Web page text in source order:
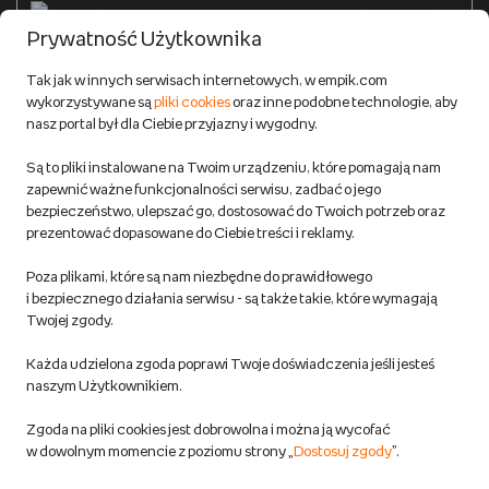
Zwroty
Reklamacje
Regulamin empik.com
Pozostałe Regulaminy Empiku
Polityka prywatności empik.com
produktów niebezpiecznych
Dostosuj zgody
Do 100 zł na pierwsze zakupy w aplikacji. Pobierz i
korzystaj z kodów zniżkowych.Dowiedz się więcej
Prywatność Użytkownika
Tak jak w innych serwisach internetowych, w empik.com
wykorzystywane sąpliki cookiesoraz inne podobne technologie, aby
nasz portal był dla Ciebie przyjazny i wygodny.
Są to pliki instalowane na Twoim urządzeniu, które pomagają nam
zapewnić ważne funkcjonalności serwisu, zadbać o jego
bezpieczeństwo, ulepszać go, dostosować do Twoich potrzeb oraz
prezentować dopasowane do Ciebie treści i reklamy.
Poza plikami, które są nam niezbędne do prawidłowego
i bezpiecznego działania serwisu - są także takie, które wymagają
Twojej zgody.
Każda udzielona zgoda poprawi Twoje doświadczenia jeśli jesteś
naszym Użytkownikiem.
Zgoda na pliki cookies jest dobrowolna i można ją wycofać
w dowolnym momencie z poziomu strony „ Dostosuj zgody”.